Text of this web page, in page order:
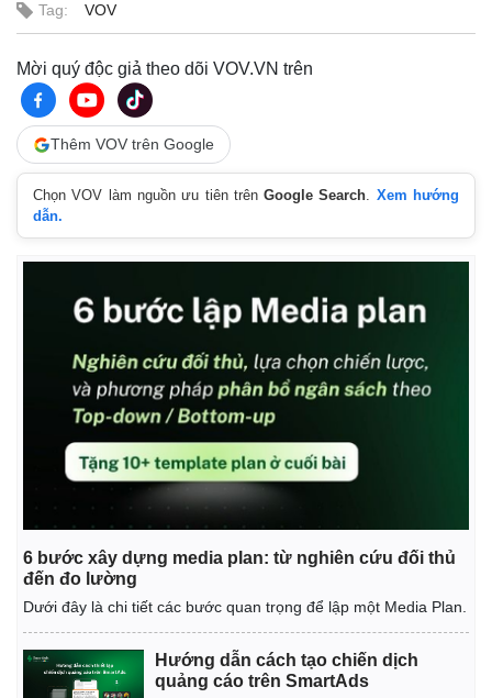
Tag: VOV
Mời quý độc giả theo dõi VOV.VN trên
Thêm VOV trên Google
Chọn VOV làm nguồn ưu tiên trênGoogle Search. Xem hướng
dẫn.
6 bước xây dựng media plan: từ nghiên cứu đối thủ
đến đo lường
Dưới đây là chi tiết các bước quan trọng để lập một Media Plan.
Hướng dẫn cách tạo chiến dịch
quảng cáo trên SmartAds